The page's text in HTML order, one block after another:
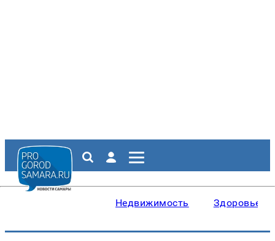
Недвижимость Здоровье